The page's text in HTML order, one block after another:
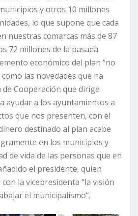
y otros 10 millones
lo que supone que cada
nuestras comarcas más de 87
72 millones de la pasada
económico del plan “no
las novedades que ha
Cooperación que dirige
ayudar a los ayuntamientos a
que nos presenten, con el
destinado al plan acabe
en los municipios y
de vida de las personas que en
el presidente, quien
la vicepresidenta “la visión
el municipalismo”.